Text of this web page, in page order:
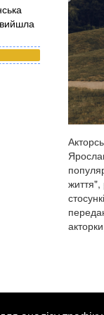
життя",